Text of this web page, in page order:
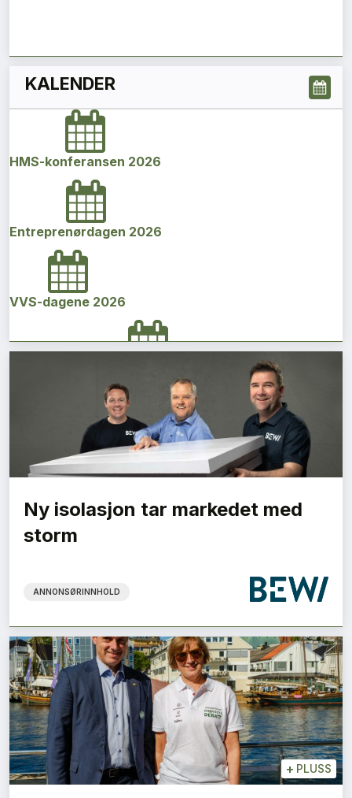
KALENDER
HMS-konferansen 2026
Entreprenørdagen 2026
VVS-dagene 2026
Norges bygg- og eiendomskonferanse 2026
Vi Bygger Vestland 2026
Byggenæringens Klimakonferanse 2026
Ny isolasjon tar markedet med
storm
ANNONSØRINNHOLD
+ PLUSS